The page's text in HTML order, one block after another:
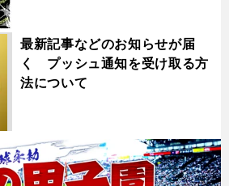
最新記事などのお知らせが届
く プッシュ通知を受け取る方
法について